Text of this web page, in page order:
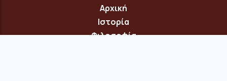
Αρχική
Ιστορία
Φιλοσοφία